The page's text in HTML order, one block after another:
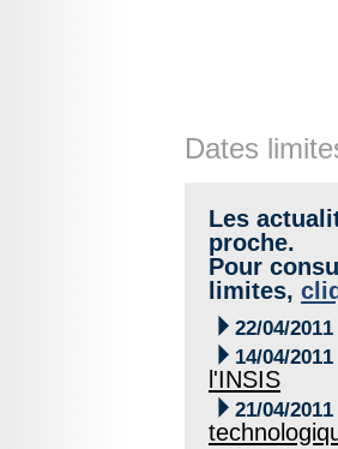
Dates
Les
proche.
Pour
limites,
 22/04/2011
 14/04/2011
l'INSIS
 21/04/2011